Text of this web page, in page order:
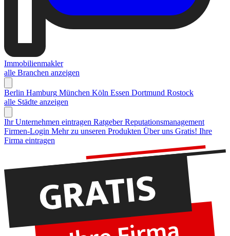
Immobilienmakler
alle Branchen anzeigen
Berlin Hamburg München Köln Essen Dortmund Rostock
alle Städte anzeigen
Ihr Unternehmen eintragen Ratgeber Reputationsmanagement
Firmen-Login Mehr zu unseren Produkten Über uns Gratis! Ihre
Firma eintragen